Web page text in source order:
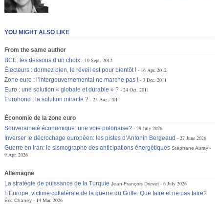
YOU MIGHT ALSO LIKE
From the same author
BCE: les dessous d’un choix
10 Sept. 2012
Électeurs : dormez bien, le réveil est pour bientôt !
16 Apr. 2012
Zone euro : l’intergouvernemental ne marche pas !
3 Dec. 2011
Euro : une solution « globale et durable » ?
24 Oct. 2011
Eurobond : la solution miracle ?
25 Aug. 2011
Économie de la zone euro
Souveraineté économique: une voie polonaise?
29 July 2026
Inverser le décrochage européen: les pistes d’Antonin Bergeaud
27 June 2026
Guerre en Iran: le sismographe des anticipations énergétiques Stéphane Auray
9 Apr. 2026
Allemagne
La stratégie de puissance de la Turquie Jean-François Drevet
6 July 2026
L’Europe, victime collatérale de la guerre du Golfe. Que faire et ne pas faire?
Éric Chaney 14 Mar. 2026